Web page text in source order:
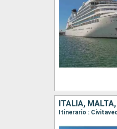
ITALIA,
Itinerario :